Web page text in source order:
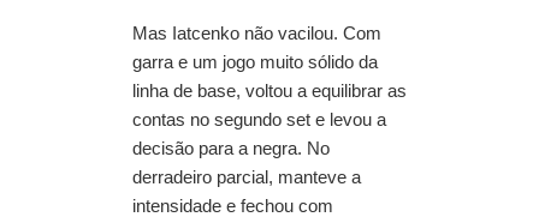
Mas Iatcenko não vacilou. Com
garra e um jogo muito sólido da
linha de base, voltou a equilibrar as
contas no segundo set e levou a
decisão para a negra. No
derradeiro parcial, manteve a
intensidade e fechou com